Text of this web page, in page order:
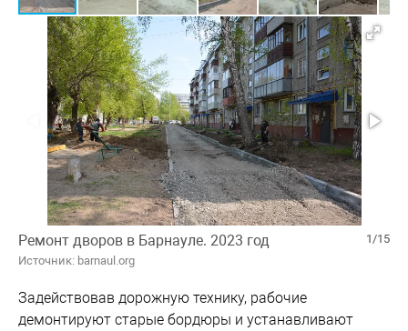
1/15
Ремонт дворов в Барнауле. 2023 год
Источник: barnaul.org
Задействовав дорожную технику, рабочие
демонтируют старые бордюры и устанавливают